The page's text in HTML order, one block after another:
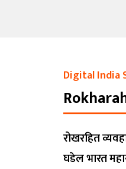
Digital India
रोखरहित
घडेल भारत